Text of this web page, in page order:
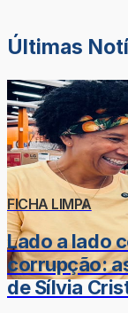
Últimas
FICHA LIMPA
Lado a lado
corrupção:
de Sílvia